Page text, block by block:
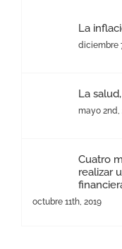
La
diciembre
La
mayo 2nd,
Cuatro
realizar
octubre 11th, 2019